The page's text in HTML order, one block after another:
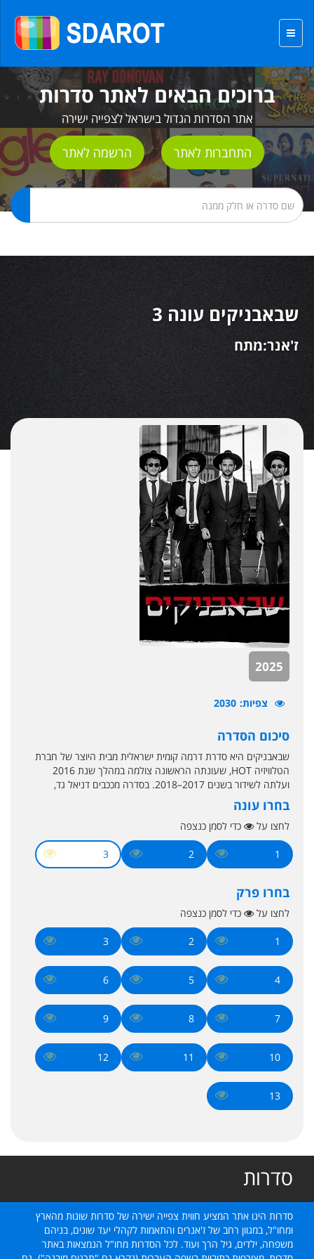
ברוכים הבאים לאתר סדרות
אתר הסדרות הגדול בישראל לצפייה ישירה
התחברות לאתר הרשמה לאתר
שבאבניקים עונה 3
ז'אנר:מתח
2025
צפיות 2030
סיכום הסדרה
שבאבניקים היא סדרת דרמה קומית ישראלית מבית היוצר של חברת
הטלוויזיה HOT, שעונתה הראשונה צולמה במהלך שנת 2016
ועלתה לשידור בשנים 2017–2018. בסדרה מככבים דניאל גד,
בחרו עונה
לחצו על כדי לסמן כנצפה
1
2
3
בחרו פרק
לחצו על כדי לסמן כנצפה
1
2
3
4
5
6
7
8
9
10
11
12
13
סדרות
סדרות הינו אתר המציע חווית צפייה ישירה של סדרות שונות מהארץ
ומחו"ל, במגוון רחב של ז'אנרים והתאמות לקהלי יעד שונים, בניהם
משפחה, ילדים, גיל הרך ועוד. לכל הסדרות מחו"ל הנמצאות באתר